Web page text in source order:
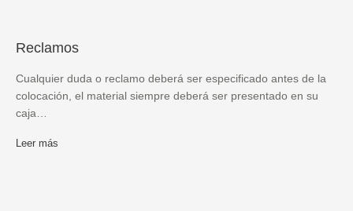
Reclamos
Cualquier duda o reclamo deberá ser especificado antes de la
colocación, el material siempre deberá ser presentado en su
caja…
Leer más